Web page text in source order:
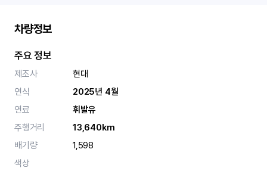
차량정보
주요 정보
제조사
현대
연식
2025년 4월
연료
휘발유
주행거리
13,640km
배기량
1,598
색상